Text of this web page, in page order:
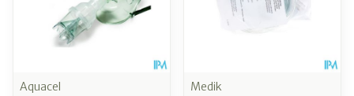
Aquacel
Medik